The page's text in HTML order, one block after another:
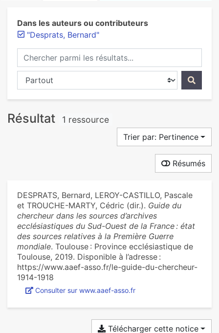
Dans les auteurs ou contributeurs
"Desprats, Bernard"
Chercher parmi les résultats...
Chercher dans...
Résultat 1 ressource
Trier par: Pertinence
Résumés
DESPRATS, Bernard, LEROY-CASTILLO, Pascale
et TROUCHE-MARTY, Cédric (dir.). Guide du
chercheur dans les sources d’archives
ecclésiastiques du Sud-Ouest de la France : état
des sources relatives à la Première Guerre
mondiale. Toulouse : Province ecclésiastique de
Toulouse, 2019. Disponible à l’adresse :
https://www.aaef-asso.fr/le-guide-du-chercheur-
1914-1918
Consulter sur www.aaef-asso.fr
Télécharger cette notice